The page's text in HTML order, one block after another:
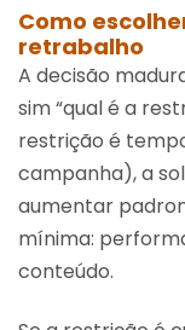
Como
retrabalho
A decisão
sim “qual é a
restrição é
campanha), a
aumentar
mínima:
conteúdo.